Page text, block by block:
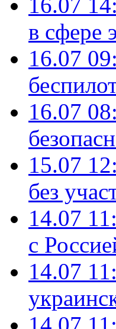
в сфере
16.07
16.07
15.07
без
14.07
с
14.07